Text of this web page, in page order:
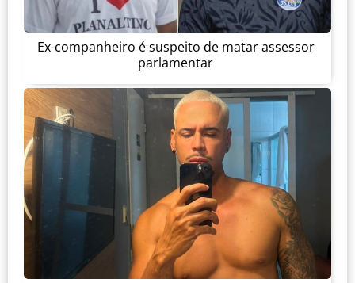
Ex-companheiro é suspeito de matar assessor
parlamentar